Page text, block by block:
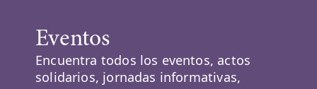
Eventos
Encuentra todos los eventos, actos
solidarios, jornadas informativas,